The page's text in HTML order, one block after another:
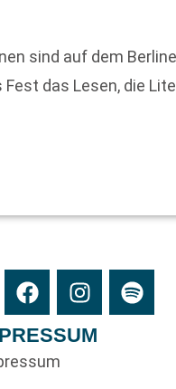
sind auf dem
das Lesen, die